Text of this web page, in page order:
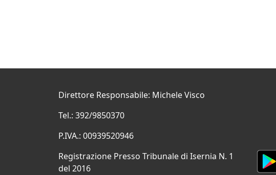
Direttore Responsabile: Michele Visco
Tel.: 392/9850370
P.IVA.: 00939520946
Registrazione Presso Tribunale di Isernia N. 1
del 2016